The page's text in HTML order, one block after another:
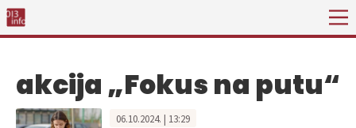
akcija „Fokus na putu“
06.10.2024. | 13:29